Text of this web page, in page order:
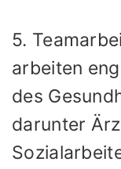
5.
arbeiten
des
darunter